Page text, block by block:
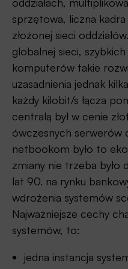
sprzętowa, liczna
złożonej sieci
globalnej sieci, szybkich
komputerów takie
uzasadnienia jednak
każdy kilobit/s łącza
centralą był w cenie
ówczesnych serwerów
netbookom było to
zmiany nie trzeba było
lat 90. na rynku
wdrożenia systemów
Najważniejsze cechy
systemów, to:
jedna instancja